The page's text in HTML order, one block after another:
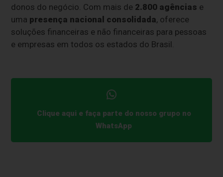
donos do negócio. Com mais de 2.800 agências e
uma presença nacional consolidada, oferece
soluções financeiras e não financeiras para pessoas
e empresas em todos os estados do Brasil.
Clique aqui e faça parte do nosso grupo no
WhatsApp